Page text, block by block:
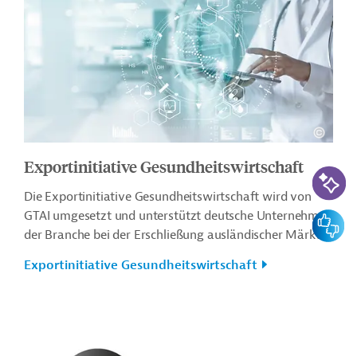
Exportinitiative Gesundheitswirtschaft
Die Exportinitiative Gesundheitswirtschaft wird von
GTAI umgesetzt und unterstützt deutsche Unternehmen
der Branche bei der Erschließung ausländischer Märkte.
Exportinitiative Gesundheitswirtschaft
KI-